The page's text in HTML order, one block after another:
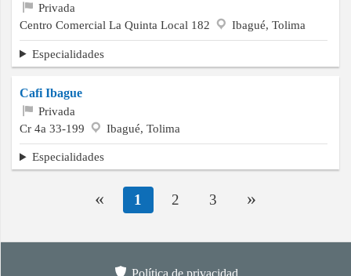
Privada
Centro Comercial La Quinta Local 182
Ibagué, Tolima
Especialidades
Cafi Ibague
Privada
Cr 4a 33-199
Ibagué, Tolima
Especialidades
« 1 2 3 »